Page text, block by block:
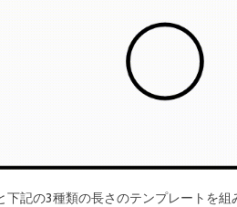
記の3種類の長さのテンプレートを組